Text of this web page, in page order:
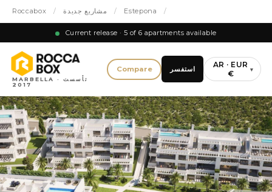
Roccabox / مشاريع جديدة / Estepona /
Current release · 5 of 6 apartments available
MARBELLA · تأسست
2017
Compare استفسر
AR · EUR
€
▾